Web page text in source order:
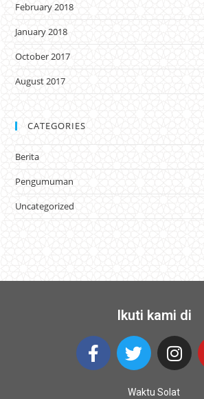
February 2018
January 2018
October 2017
August 2017
CATEGORIES
Berita
Pengumuman
Uncategorized
Ikuti kami di
Waktu Solat